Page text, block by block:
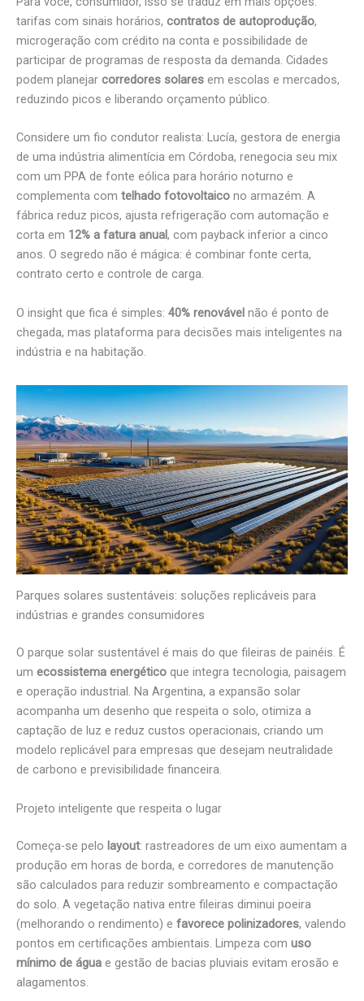
tarifas com sinais horários, contratos de autoprodução,
microgeração com crédito na conta e possibilidade de
participar de programas de resposta da demanda. Cidades
podem planejar corredores solares em escolas e mercados,
reduzindo picos e liberando orçamento público.
Considere um fio condutor realista: Lucía, gestora de energia
de uma indústria alimentícia em Córdoba, renegocia seu mix
com um PPA de fonte eólica para horário noturno e
complementa com telhado fotovoltaico no armazém. A
fábrica reduz picos, ajusta refrigeração com automação e
corta em 12% a fatura anual, com payback inferior a cinco
anos. O segredo não é mágica: é combinar fonte certa,
contrato certo e controle de carga.
O insight que fica é simples: 40% renovável não é ponto de
chegada, mas plataforma para decisões mais inteligentes na
indústria e na habitação.
Parques solares sustentáveis: soluções replicáveis para
indústrias e grandes consumidores
O parque solar sustentável é mais do que fileiras de painéis. É
um ecossistema energético que integra tecnologia, paisagem
e operação industrial. Na Argentina, a expansão solar
acompanha um desenho que respeita o solo, otimiza a
captação de luz e reduz custos operacionais, criando um
modelo replicável para empresas que desejam neutralidade
de carbono e previsibilidade financeira.
Projeto inteligente que respeita o lugar
Começa-se pelo layout: rastreadores de um eixo aumentam a
produção em horas de borda, e corredores de manutenção
são calculados para reduzir sombreamento e compactação
do solo. A vegetação nativa entre fileiras diminui poeira
(melhorando o rendimento) e favorece polinizadores, valendo
pontos em certificações ambientais. Limpeza com uso
mínimo de água e gestão de bacias pluviais evitam erosão e
alagamentos.